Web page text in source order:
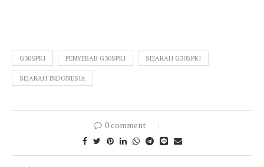
G30SPKI PENYEBAB G30SPKI SEJARAH G30SPKI
SEJARAH INDONESIA
0 comment